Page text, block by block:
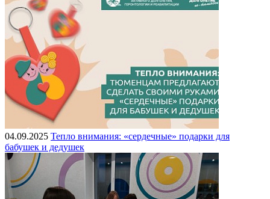
04.09.2025 Тепло внимания: «сердечные» подарки для
бабушек и дедушек